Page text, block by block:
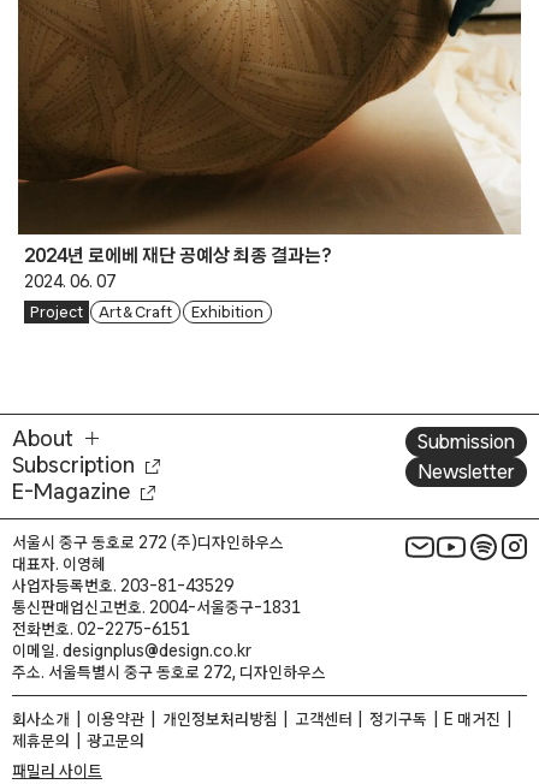
2024년 로에베 재단 공예상 최종 결과는?
2024. 06. 07
Project Art & Craft Exhibition
About
Subscription
E-Magazine
Submission
Newsletter
서울시 중구 동호로 272 (주)디자인하우스
대표자. 이영혜
사업자등록번호. 203-81-43529
통신판매업신고번호. 2004-서울중구-1831
전화번호. 02-2275-6151
이메일. designplus@design.co.kr
주소. 서울특별시 중구 동호로 272, 디자인하우스
회사소개 이용약관 개인정보처리방침 고객센터 정기구독
E 매거진
제휴문의
광고문의
패밀리 사이트